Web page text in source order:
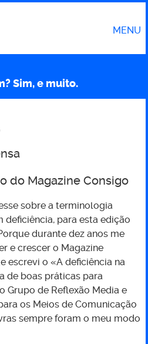
MENU
Sim, e muito.
do Magazine Consigo
sobre a terminologia
deficiência, para esta edição
durante dez anos me
e crescer o Magazine
escrevi o «A deficiência na
de boas práticas para
Grupo de Reflexão Media e
os Meios de Comunicação
sempre foram o meu modo